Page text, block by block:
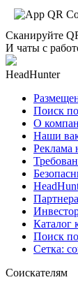
Сканируйте
И чаты с
HeadHunter
Поиск
О
Наши
Реклама
Каталог
Поиск
Сетка:
Соискателям